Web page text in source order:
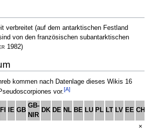
verbreitet (auf dem antarktischen Festland
von den französischen subantarktischen
1982)
kommen nach Datenlage dieses Wikis 16
vor.[A]
FI IE GB
GB-
NIR
DK DE NL BE LU PL LT LV EE CH
×